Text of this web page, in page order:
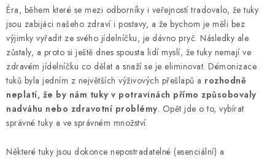
Éra, během které se mezi odborníky i veřejností tradovalo, že tuky
jsou zabijáci našeho zdraví i postavy, a že bychom je měli bez
výjimky vyřadit ze svého jídelníčku, je dávno pryč. Následky ale
zůstaly, a proto si ještě dnes spousta lidí myslí, že tuky nemají ve
zdravém jídelníčku co dělat a snaží se je eliminovat. Démonizace
tuků byla jedním z největších výživových přešlapů a rozhodně
neplatí, že by nám tuky v potravinách přímo způsobovaly
nadváhu nebo zdravotní problémy. Opět jde o to, vybírat
správné tuky a ve správném množství.
Některé tuky jsou dokonce nepostradatelné (esenciální) a